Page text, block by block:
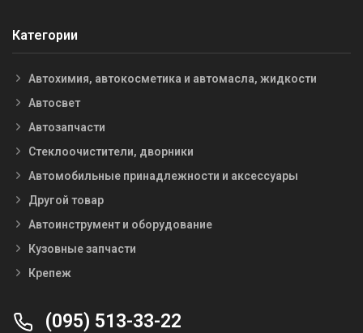
Категории
Автохимия, автокосметика и автомасла, жидкости
Автосвет
Автозапчасти
Стеклоочистители, дворники
Автомобильные принадлежности и аксессуары
Другой товар
Автоинструмент и оборудование
Кузовные запчасти
Крепеж
(095) 513-33-22